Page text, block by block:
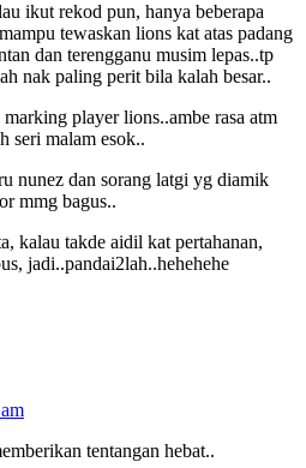
ikut rekod pun, hanya beberapa
tewaskan lions kat atas padang
dan terengganu musim lepas..tp
nak paling perit bila kalah besar..
player lions..ambe rasa atm
seri malam esok..
nunez dan sorang latgi yg diamik
mmg bagus..
kalau takde aidil kat pertahanan,
jadi..pandai2lah..hehehehe
tentangan hebat..